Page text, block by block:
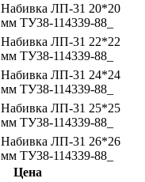
Набивка ЛП-31 20*20
мм ТУ38-114339-88_
Набивка ЛП-31 22*22
мм ТУ38-114339-88_
Набивка ЛП-31 24*24
мм ТУ38-114339-88_
Набивка ЛП-31 25*25
мм ТУ38-114339-88_
Набивка ЛП-31 26*26
мм ТУ38-114339-88_
Цена